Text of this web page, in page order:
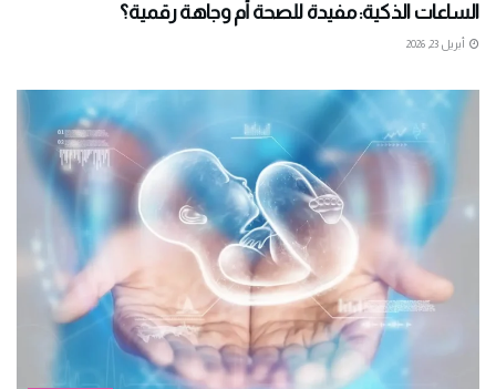
الساعات الذكية: مفيدة للصحة أم وجاهة رقمية؟
أبريل 23, 2026